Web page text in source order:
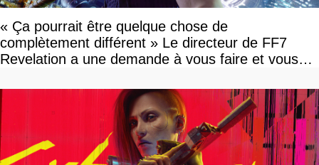
« Ça pourrait être quelque chose de
complètement différent » Le directeur de FF7
Revelation a une demande à vous faire et vous